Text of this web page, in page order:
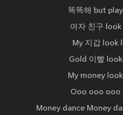
똑똑해 but
여자 친구
My 지갑 look
Gold 이빨
My money
Ooo ooo ooo
Money dance Money